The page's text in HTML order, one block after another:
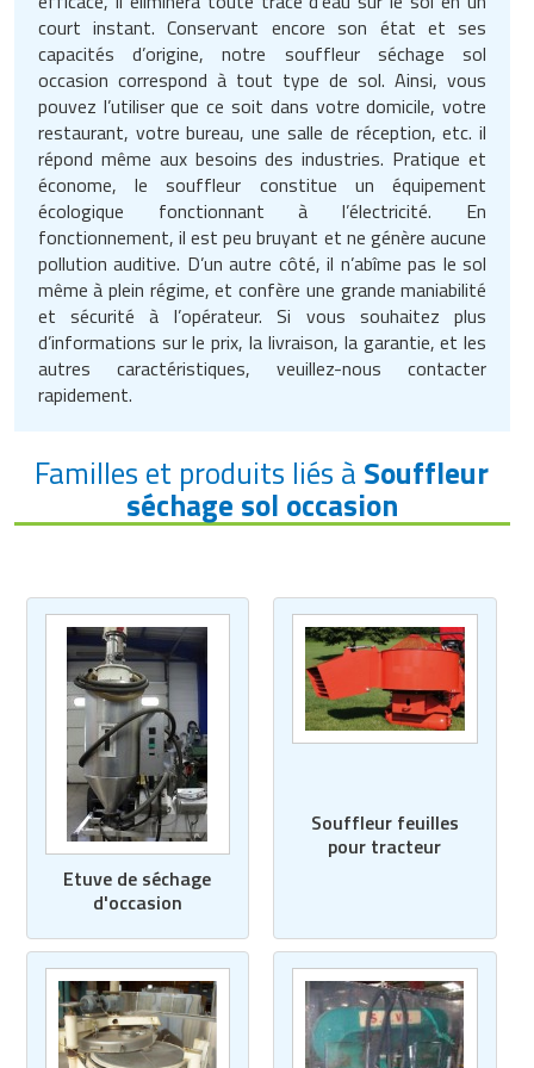
Ustensile cuisine professionnel
Vêtements personnalisés
Vitrines pour magasin
Traitement de l'air
Traitement des eaux
Trancheuse professionnelle
Transformateur électrique
Tubes et profilés
Tuyau flexible
Tuyau galvanisé
Tuyau renforcé
Ventilateurs et aération d'atelier
Tapis de bureau
Tapis et caillebotis
Traitement des surfaces
Traitement du linge
Vestiaires et casiers
Equipements de football
Equipements de karting
Equipements pour patinage
Equipements pour roller
Equipements pour skateboard
Equipements pour stade et terrain
sportif
Jeu gymnique
Matériel de fitness
Vêtement sportif
Pétrin professionnel
Piano de cuisson
Plats et plateaux
Pompes à sauce
Portes commandes restaurant
Présentoir pour restaurant
Réchaud professionnel
Réfrigérateur professionnel
Restauration foraine
Robinetterie professionnelle
Sautause professionnelle
Table de cuisson professionnelle
Tables de préparation réfrigérées
Ustensile de cuisine
Vaisselle restaurant
Vitrines réfrigérées
court instant. Conservant encore son état et ses
capacités d’origine, notre souffleur séchage sol
occasion correspond à tout type de sol. Ainsi, vous
pouvez l’utiliser que ce soit dans votre domicile, votre
restaurant, votre bureau, une salle de réception, etc. il
répond même aux besoins des industries. Pratique et
économe, le souffleur constitue un équipement
écologique fonctionnant à l’électricité. En
fonctionnement, il est peu bruyant et ne génère aucune
pollution auditive. D’un autre côté, il n’abîme pas le sol
même à plein régime, et confère une grande maniabilité
et sécurité à l’opérateur. Si vous souhaitez plus
d’informations sur le prix, la livraison, la garantie, et les
autres caractéristiques, veuillez-nous contacter
rapidement.
Familles et produits liés à Souffleur
séchage sol occasion
Etuve de séchage
d'occasion
Souffleur feuilles
pour tracteur